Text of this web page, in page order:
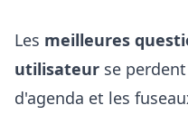
Les meilleures
utilisateur se
d'agenda et les